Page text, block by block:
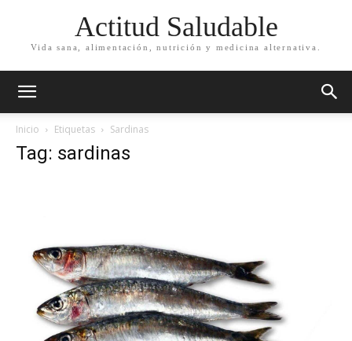
Actitud Saludable
Vida sana, alimentación, nutrición y medicina alternativa.
Inicio Etiquetas Sardinas
Tag: sardinas